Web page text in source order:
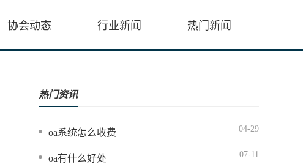
协会动态 行业新闻 热门新闻
热门资讯
oa系统怎么收费 04-29
oa有什么好处 07-11